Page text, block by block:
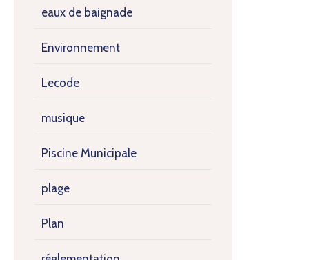
eaux de baignade
Environnement
Lecode
musique
Piscine Municipale
plage
Plan